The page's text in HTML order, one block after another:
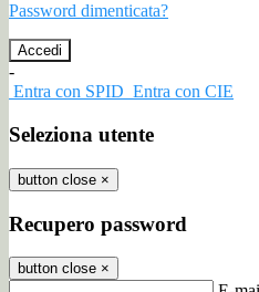
Password dimenticata?
-
Entra con SPID Entra con CIE
Seleziona utente
button close ×
Recupero password
button close ×